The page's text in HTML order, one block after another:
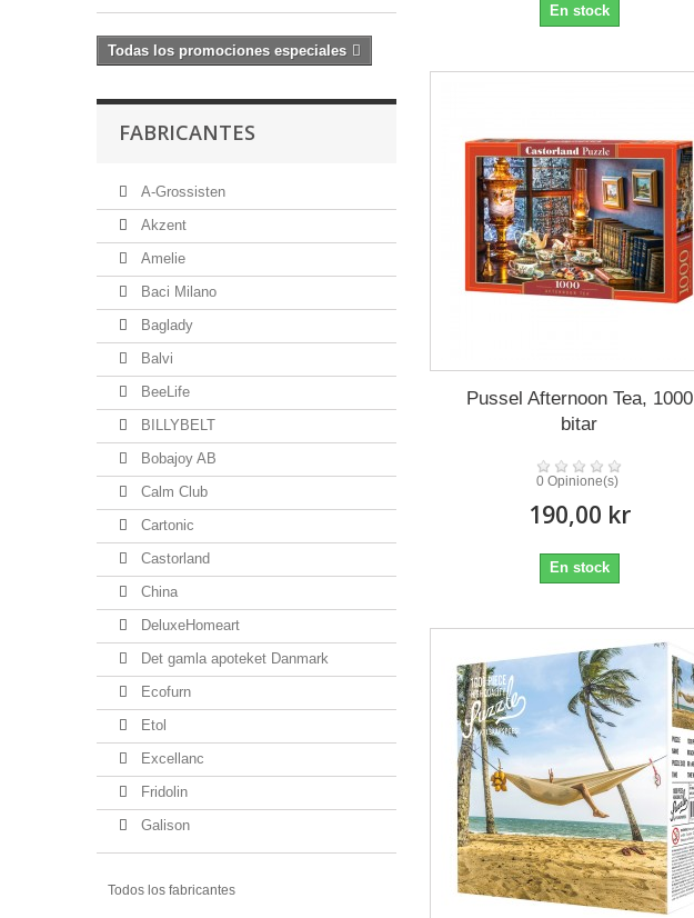
Todas los promociones especiales
FABRICANTES
A-Grossisten
Akzent
Amelie
Baci Milano
Baglady
Balvi
BeeLife
BILLYBELT
Bobajoy AB
Calm Club
Cartonic
Castorland
China
DeluxeHomeart
Det gamla apoteket Danmark
Ecofurn
Etol
Excellanc
Fridolin
Galison
Todos los fabricantes
En stock
Pussel Afternoon Tea, 1000
bitar
0 Opinione(s)
190,00 kr
En stock